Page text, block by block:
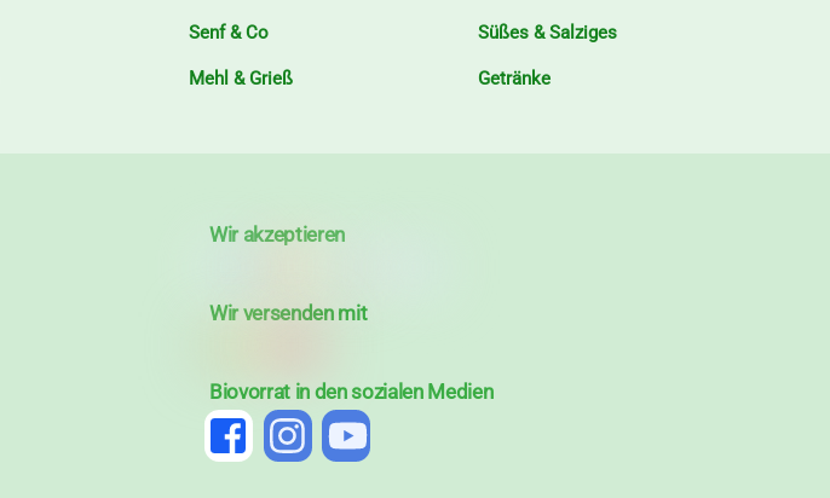
Senf & Co
Mehl & Grieß
Süßes & Salziges
Getränke
Wir akzeptieren
Wir versenden mit
Biovorrat in den sozialen Medien